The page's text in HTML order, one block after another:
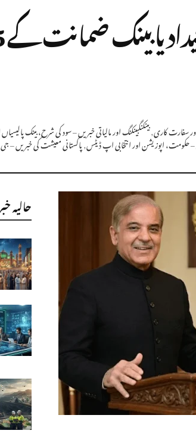
سفارت کاری,بینکنگبینکنگ اور مالیاتی خبریں – سود کی شرح، بینک
حکومت، اپوزیشن اور انتخابی اپ ڈیٹس,پاکستانی معیشت کی خبریں –
حالیہ